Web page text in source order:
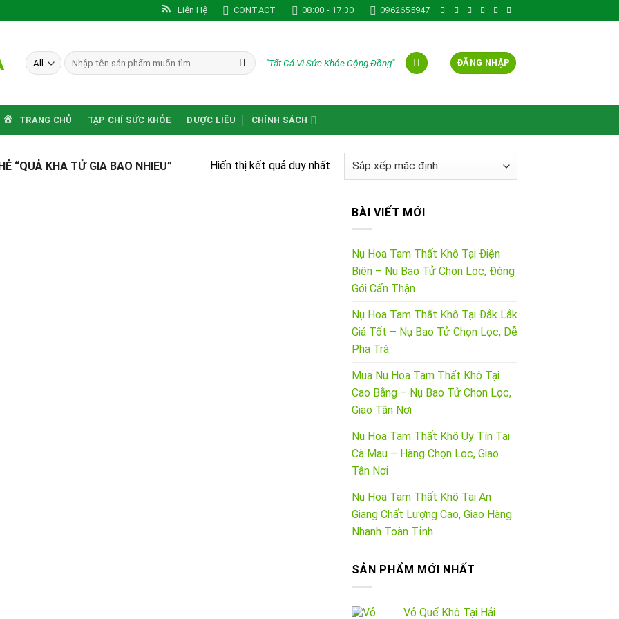
Liên Hệ CONTACT 08:00 - 17:30 0962655947
Tìm
kiếm:
"Tất Cả Vì Sức Khỏe Cộng Đồng" ĐĂNG NHẬP
TRANG CHỦ TẠP CHÍ SỨC KHỎE DƯỢC LIỆU CHÍNH SÁCH
“QUẢ KHA TỬ GIA BAO NHIEU” Hiển thị kết quả duy nhất
BÀI VIẾT MỚI
Nụ Hoa Tam Thất Khô Tại Điện
Biên – Nụ Bao Tử Chọn Lọc, Đóng
Gói Cẩn Thận
Nụ Hoa Tam Thất Khô Tại Đắk Lắk
Giá Tốt – Nụ Bao Tử Chọn Lọc, Dễ
Pha Trà
Mua Nụ Hoa Tam Thất Khô Tại
Cao Bằng – Nụ Bao Tử Chọn Lọc,
Giao Tận Nơi
Nụ Hoa Tam Thất Khô Uy Tín Tại
Cà Mau – Hàng Chọn Lọc, Giao
Tận Nơi
Nụ Hoa Tam Thất Khô Tại An
Giang Chất Lượng Cao, Giao Hàng
Nhanh Toàn Tỉnh
SẢN PHẨM MỚI NHẤT
Vỏ Quế Khô Tại Hải